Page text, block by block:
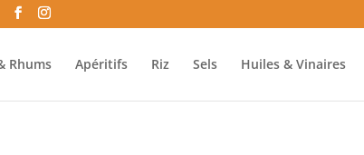
Rhums Apéritifs Riz Sels Huiles & Vinaires